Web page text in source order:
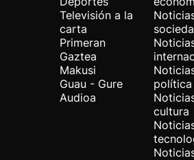
Televisión a la
carta
Primeran
Gaztea
Makusi
Guau - Gure
Audioa
política
cultura